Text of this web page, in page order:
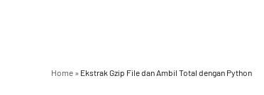
Home » Ekstrak Gzip File dan Ambil Total dengan Python